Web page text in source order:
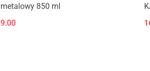
metalowy 850 ml
9.00